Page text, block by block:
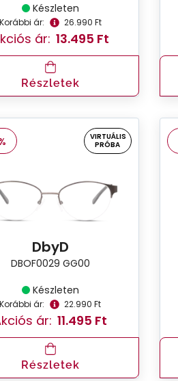
Készleten
Korábbi ár: 26.990 Ft
ár: 13.495 Ft
Részletek
VIRTUÁLIS
PRÓBA
DbyD
DBOF0029 GG00
Készleten
Korábbi ár: 22.990 Ft
ár: 11.495 Ft
Részletek